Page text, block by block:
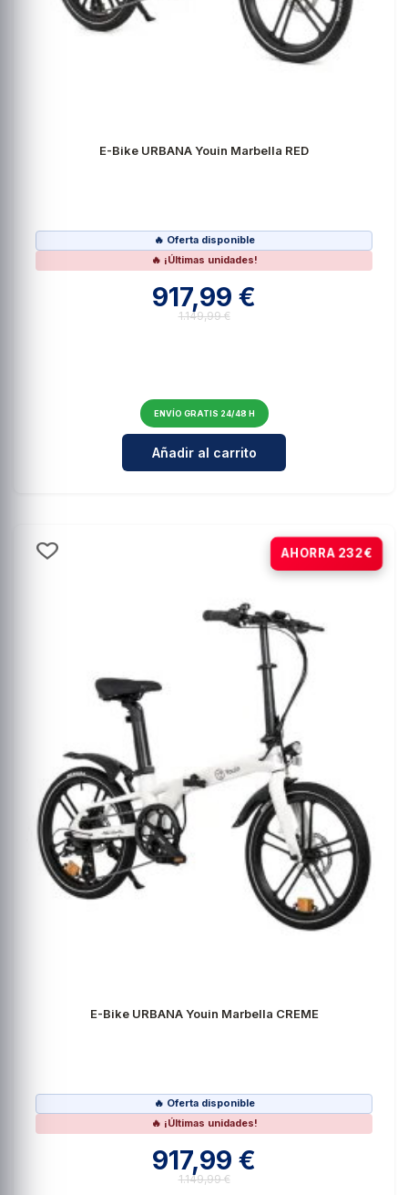
E-Bike URBANA Youin Marbella RED
🔥 Oferta disponible
🔥 ¡Últimas unidades!
917,99 €
1.149,99 €
ENVÍO GRATIS 24/48 H
Cantidad para E-Bike URBANA
Añadir al carrito
AHORRA 232€
-20%
E-Bike URBANA Youin Marbella CREME
🔥 Oferta disponible
🔥 ¡Últimas unidades!
917,99 €
1.149,99 €